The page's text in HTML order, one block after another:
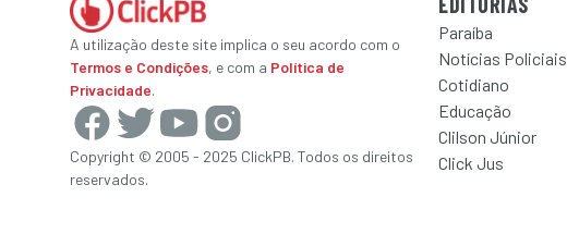
A utilização deste site implica o seu acordo com o
Termos e Condições, e com a Política de
Privacidade.
Copyright © 2005 - 2025 ClickPB. Todos os direitos
reservados.
Paraíba
Notícias Policiais
Cotidiano
Educação
Clilson Júnior
Click Jus